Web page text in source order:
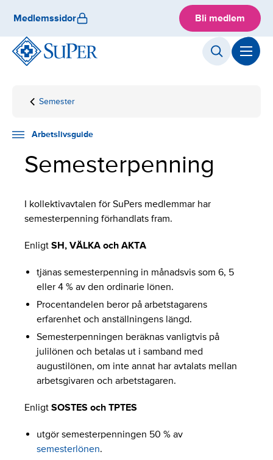
content
Medlemssidor Bli medlem
Hemsida
Arbetslivsguide
Anställningsfrågor
Semester
Semesterpenning
Arbetslivsguide
Semesterpenning
I kollektivavtalen för SuPers medlemmar har
semesterpenning förhandlats fram.
Enligt SH, VÄLKA och AKTA
tjänas semesterpenning in månadsvis som 6, 5
eller 4 % av den ordinarie lönen.
Procentandelen beror på arbetstagarens
erfarenhet och anställningens längd.
Semesterpenningen beräknas vanligtvis på
julilönen och betalas ut i samband med
augustilönen, om inte annat har avtalats mellan
arbetsgivaren och arbetstagaren.
Enligt SOSTES och TPTES
utgör semesterpenningen 50 % av
semesterlönen.